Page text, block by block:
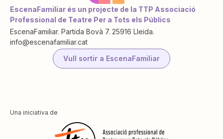
EscenaFamiliar és un projecte de la TTP Associació
Professional de Teatre Per a Tots els Públics
EscenaFamiliar. Partida Bovà 7. 25916 Lleida.
info@escenafamiliar.cat
Vull sortir a EscenaFamiliar
Una iniciativa de